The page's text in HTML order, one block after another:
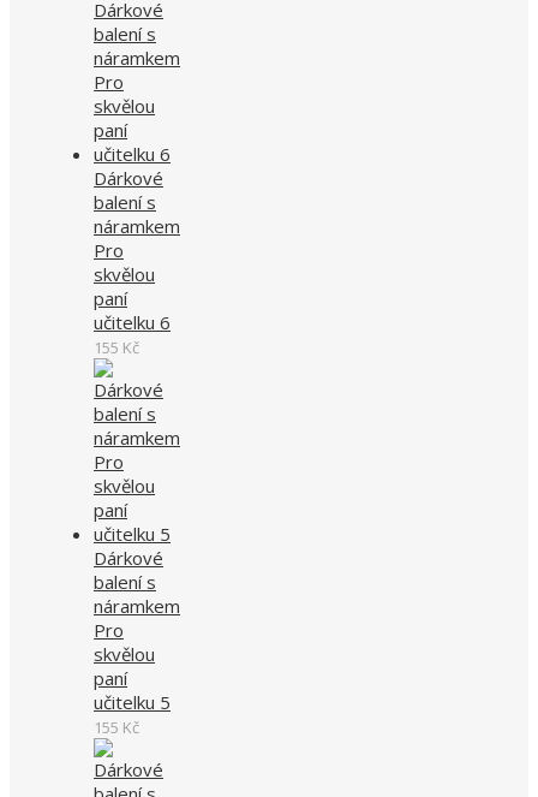
Dárkové
balení s
náramkem
Pro
skvělou
paní
učitelku 6
155 Kč
Dárkové
balení s
náramkem
Pro
skvělou
paní
učitelku 5
155 Kč